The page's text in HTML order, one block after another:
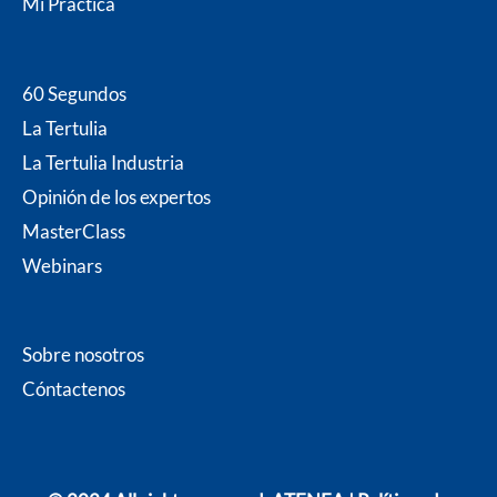
60 Segundos
La Tertulia
La Tertulia Industria
Opinión de los expertos
MasterClass
Webinars
Sobre nosotros
Cóntactenos